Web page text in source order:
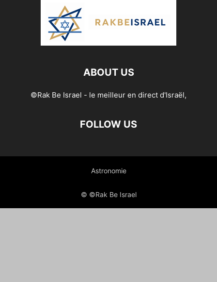
ABOUT US
©Rak Be Israel - le meilleur en direct d'Israël,
FOLLOW US
Astronomie
© ©Rak Be Israel